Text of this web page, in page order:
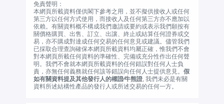
免責聲明：
本網頁所載資料僅供閣下參考之用，並不擬供接收人或任何
第三方以任何方式使用，而接收人及任何第三方亦不應加以
依賴。有關資料概不構成我們邀請或要約或表示我們願按有
關價格購買、出售、訂立、出讓、終止或結算任何證券或交
易，亦不購成對達成任何交易的任何意見或建議。儘管我們
已採取合理查詢確保本網頁所載資料均屬正確，惟我們不會
對本網頁所載任何資料的準確性、完備或充分性作出任何聲
明。我們不會就本網頁所載資料的任何錯誤對任何人士負
責，亦無任何義務就任何該等錯誤向任何人士提供意見。 假
如有關資料提及其他發行人的權證∕牛熊證, 我們未必是有關
資料所述結構性產品的發行人或所述交易的任何一方。